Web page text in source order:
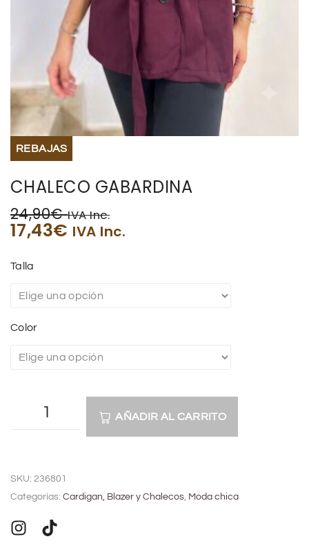
COMPLEMENTOS
TECNOLOGIA
HOGAR
TARJETAS REGALO
REBAJAS
CHALECO GABARDINA
24,90€ IVA Inc.
17,43€ IVA Inc.
Talla
Color
AÑADIR AL CARRITO
t
r
SKU: 236801
Categorías: Cardigan, Blazer y Chalecos, Moda chica